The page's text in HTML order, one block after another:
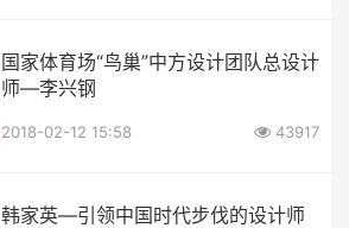
国家体育场“鸟巢”中方设计团队总设计
师—李兴钢
2018-02-12 15:58 43917
韩家英—引领中国时代步伐的设计师